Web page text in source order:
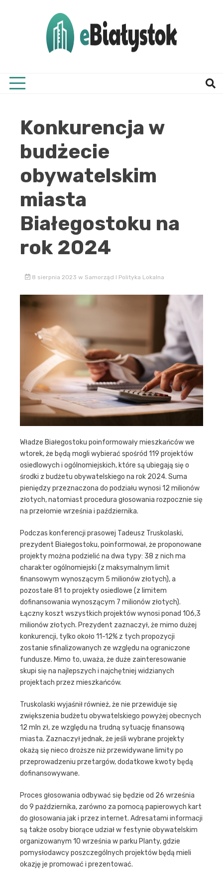
Konkurencja w
budżecie
obywatelskim
miasta
Białegostoku na
rok 2024
8 sierpnia 2023 w Samorząd I Polityka Lokalna
Władze Białegostoku poinformowały mieszkańców we
wtorek, że będą mogli wybierać spośród 119 projektów
osiedlowych i ogólnomiejskich, które są ubiegają się o
środki z budżetu obywatelskiego na rok 2024. Suma
pieniędzy przeznaczona do podziału wynosi 12 milionów
złotych, natomiast procedura głosowania rozpocznie się
na przełomie września i października.
Podczas konferencji prasowej Tadeusz Truskolaski,
prezydent Białegostoku, poinformował, że proponowane
projekty można podzielić na dwa typy: 38 z nich ma
charakter ogólnomiejski (z maksymalnym limit
finansowym wynoszącym 5 milionów złotych), a
pozostałe 81 to projekty osiedlowe (z limitem
dofinansowania wynoszącym 7 milionów złotych).
Łączny koszt wszystkich projektów wynosi ponad 106,3
milionów złotych. Prezydent zaznaczył, że mimo dużej
konkurencji, tylko około 11-12% z tych propozycji
zostanie sfinalizowanych ze względu na ograniczone
fundusze. Mimo to, uważa, że duże zainteresowanie
skupi się na najlepszych i najchętniej widzianych
projektach przez mieszkańców.
Truskolaski wyjaśnił również, że nie przewiduje się
zwiększenia budżetu obywatelskiego powyżej obecnych
12 mln zł, ze względu na trudną sytuację finansową
miasta. Zaznaczył jednak, że jeśli wybrane projekty
okażą się nieco droższe niż przewidywane limity po
przeprowadzeniu przetargów, dodatkowe kwoty będą
dofinansowywane.
Proces głosowania odbywać się będzie od 26 września
do 9 października, zarówno za pomocą papierowych kart
do głosowania jak i przez internet. Adresatami informacji
są także osoby biorące udział w festynie obywatelskim
organizowanym 10 września w parku Planty, gdzie
pomysłodawcy poszczególnych projektów będą mieli
okazję je promować i prezentować.